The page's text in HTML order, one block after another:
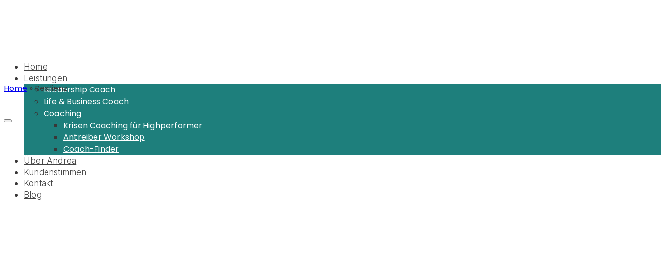
Home
Leistungen
Leadership Coach
Life & Business Coach
Coaching
Krisen Coaching für Highperformer
Antreiber Workshop
Coach-Finder
Über Andrea
Kundenstimmen
Kontakt
Blog
Home »Resilienz